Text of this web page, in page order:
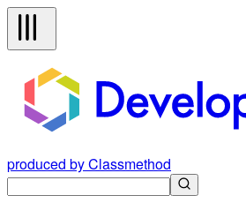
produced by Classmethod